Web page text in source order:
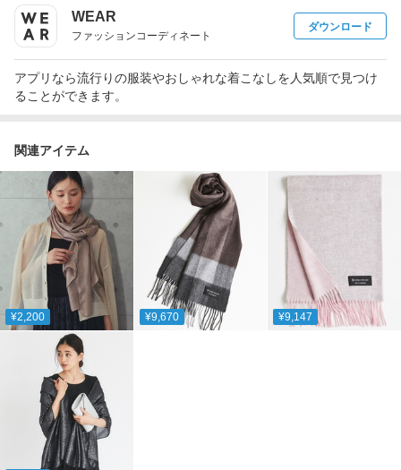
WEAR
ファッションコーディネート
ダウンロード
アプリなら流行りの服装やおしゃれな着こなしを人気順で見つけ
ることができます。
関連アイテム
¥2,200 ¥9,670 ¥9,147